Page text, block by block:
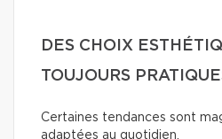
DES CHOIX
TOUJOURS
Certaines tendances sont
adaptées au quotidien.